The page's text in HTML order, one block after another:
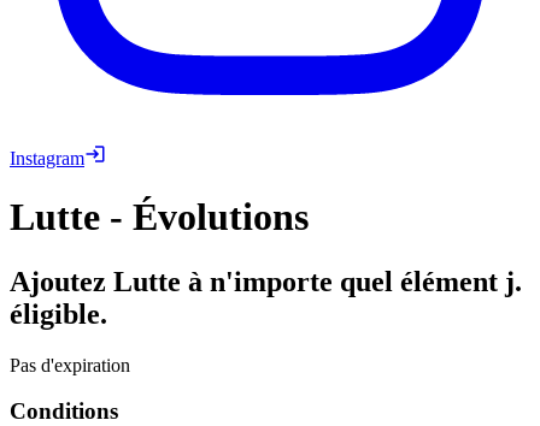
Instagram
Lutte - Évolutions
Ajoutez Lutte à n'importe quel élément j.
éligible.
Pas d'expiration
Conditions